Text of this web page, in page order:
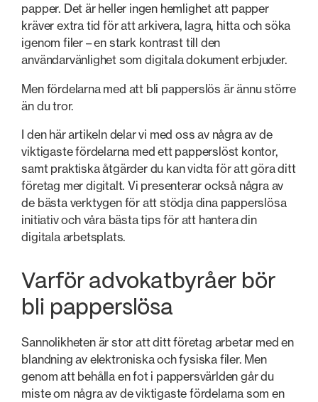
papper. Det är heller ingen hemlighet att papper
kräver extra tid för att arkivera, lagra, hitta och söka
igenom filer – en stark kontrast till den
användarvänlighet som digitala dokument erbjuder.
Men fördelarna med att bli papperslös är ännu större
än du tror.
I den här artikeln delar vi med oss av några av de
viktigaste fördelarna med ett papperslöst kontor,
samt praktiska åtgärder du kan vidta för att göra ditt
företag mer digitalt. Vi presenterar också några av
de bästa verktygen för att stödja dina papperslösa
initiativ och våra bästa tips för att hantera din
digitala arbetsplats.
Varför advokatbyråer bör
bli papperslösa
Sannolikheten är stor att ditt företag arbetar med en
blandning av elektroniska och fysiska filer. Men
genom att behålla en fot i pappersvärlden går du
miste om några av de viktigaste fördelarna som en